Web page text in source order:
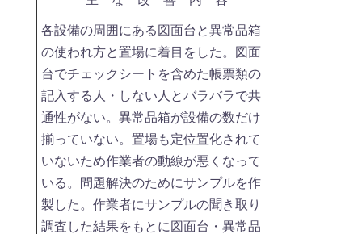
各設備の周囲にある図面台と異常品箱
の使われ方と置場に着目をした。図面
台でチェックシートを含めた帳票類の
記入する人・しない人とバラバラで共
通性がない。異常品箱が設備の数だけ
揃っていない。置場も定位置化されて
いないため作業者の動線が悪くなって
いる。問題解決のためにサンプルを作
製した。作業者にサンプルの聞き取り
調査した結果をもとに図面台・異常品